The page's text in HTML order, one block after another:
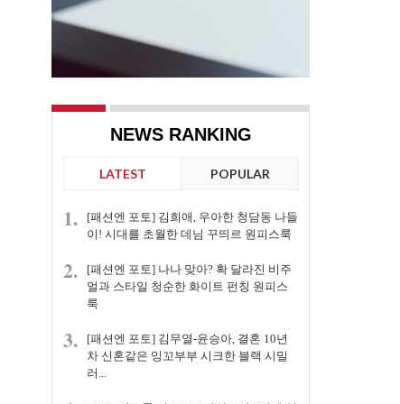
NEWS RANKING
LATEST POPULAR
1.
[패션엔 포토] 김희애, 우아한 청담동 나들
이! 시대를 초월한 데님 꾸띄르 원피스룩
2.
[패션엔 포토] 나나 맞아? 확 달라진 비주
얼과 스타일 청순한 화이트 펀칭 원피스
룩
3.
[패션엔 포토] 김무열-윤승아, 결혼 10년
차 신혼같은 잉꼬부부 시크한 블랙 시밀
러...